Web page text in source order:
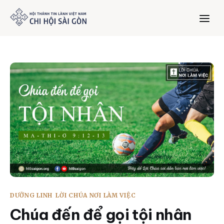
Trang chủ
Giới thiệu
Dưỡng Linh
Thư viện
Bản tin
Mục vụ
DƯỠNG LINH LỜI CHÚA NƠI LÀM VIỆC
Chúa đến để gọi tội nhân